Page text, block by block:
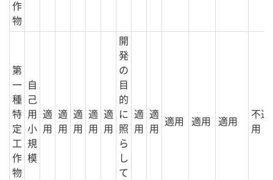
作
物
第
一
種
特
定
工
作
物
自
己
用
小
規
模
適
用
適
用
適
用
適
用
適
用
開
発
の
目
的
に
照
ら
し
て
適
用
適
用
適用 適用 適用
不適
用